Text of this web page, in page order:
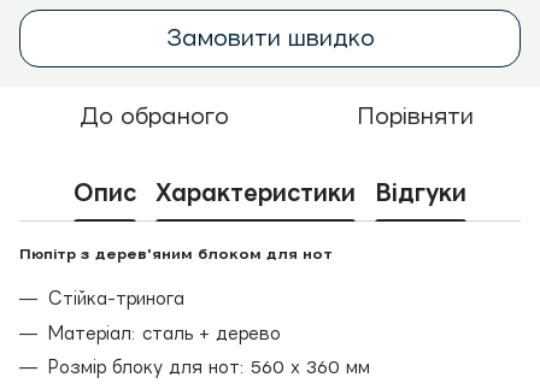
Замовити швидко
До обраного Порівняти
Опис Характеристики Відгуки
Пюпітр з дерев'яним блоком для нот
Стійка-тринога
Матеріал: сталь + дерево
Розмір блоку для нот: 560 х 360 мм